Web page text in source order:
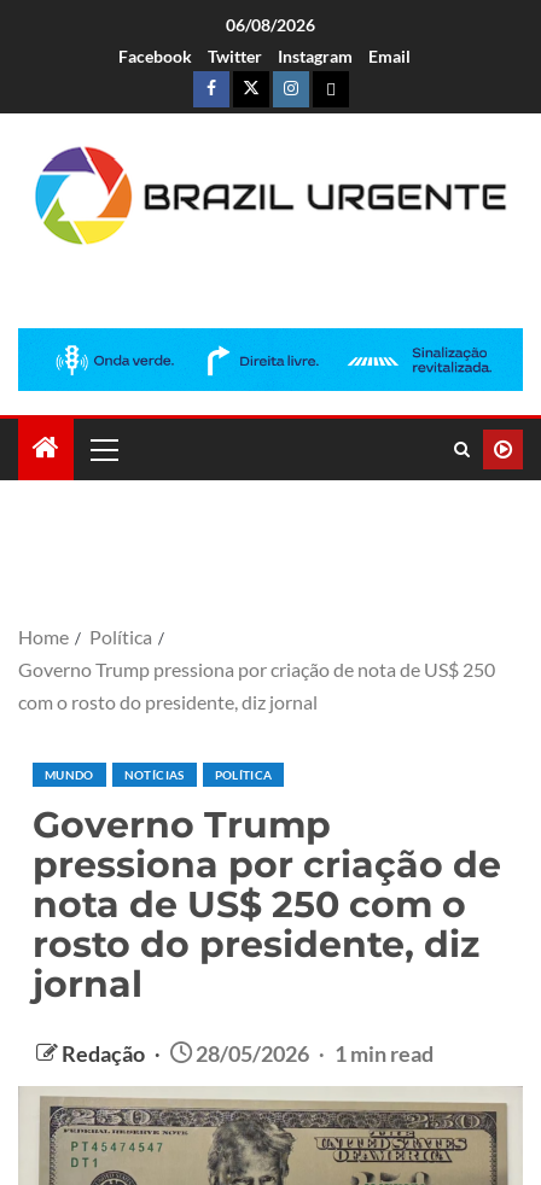
06/08/2026
Facebook
Twitter Instagram Email
Home
Política
Governo Trump pressiona por criação de nota de US$ 250
com o rosto do presidente, diz jornal
MUNDO NOTÍCIAS POLÍTICA
Governo Trump
pressiona por criação de
nota de US$ 250 com o
rosto do presidente, diz
jornal
Redação 28/05/2026 1 min read